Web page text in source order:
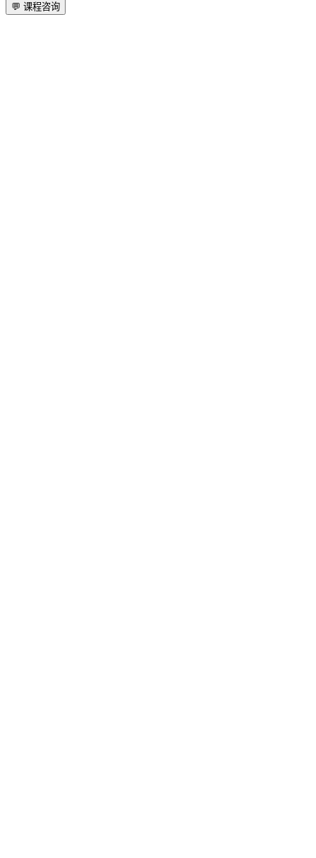
💬 课程咨询